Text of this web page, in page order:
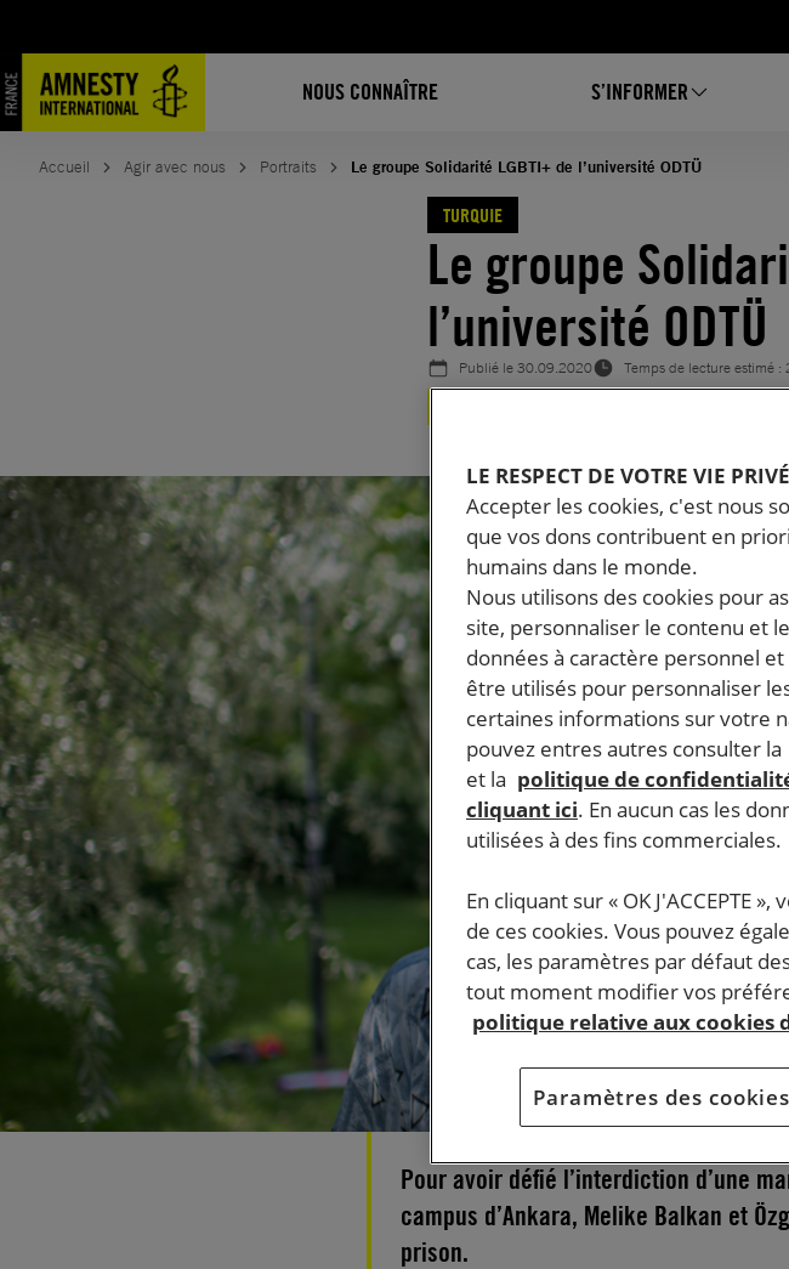
NOUS CONNAÎTRE S’INFORMER
contenu
Accueil Agir avec nous Portraits Le groupe Solidarité LGBTI+ de l’université ODTÜ
TURQUIE
Le groupe
l’université ODTÜ
Publié le30.09.2020
Temps de lecture estimé :
Pour avoir défié l’interdiction d’une
campus d’Ankara, Melike Balkan et
prison.
LE RESPECT DE VOTRE VIE
Accepter les cookies, c'est nous
que vos dons contribuent en
humains dans le monde.
Nous utilisons des cookies pour
site, personnaliser le contenu et
données à caractère personnel
être utilisés pour personnaliser
certaines informations sur votre
pouvez entres autres consulter la
et la politique de
cliquant ici. En aucun cas les
utilisées à des fins commerciales.
En cliquant sur « OK J'ACCEPTE
de ces cookies. Vous pouvez
cas, les paramètres par défaut
tout moment modifier vos
politique relative aux cookies
Paramètres des cookies